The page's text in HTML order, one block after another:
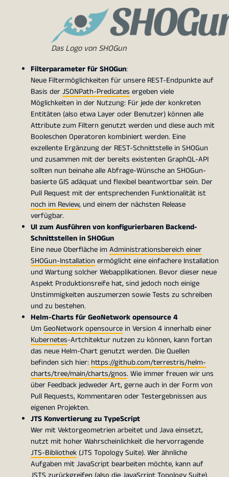
Das Logo von SHOGun
Filterparameter für SHOGun:
Neue Filtermöglichkeiten für unsere REST-Endpunkte auf
Basis derJSONPath-Predicates ergeben viele
Möglichkeiten in der Nutzung: Für jede der konkreten
Entitäten (also etwa Layer oder Benutzer) können alle
Attribute zum Filtern genutzt werden und diese auch mit
Booleschen Operatoren kombiniert werden. Eine
exzellente Ergänzung der REST-Schnittstelle in SHOGun
und zusammen mit der bereits existenten GraphQL-API
sollten nun beinahe alle Abfrage-Wünsche an SHOGun-
basierte GIS adäquat und flexibel beantwortbar sein. Der
Pull Request mit der entsprechenden Funktionalität ist
noch im Review, und einem der nächsten Release
verfügbar.
UI zum Ausführen von konfigurierbaren Backend-
Schnittstellen in SHOGun
Eine neue Oberfläche imAdministrationsbereich einer
SHOGun-Installation ermöglicht eine einfachere Installation
und Wartung solcher Webapplikationen. Bevor dieser neue
Aspekt Produktionsreife hat, sind jedoch noch einige
Unstimmigkeiten auszumerzen sowie Tests zu schreiben
und zu bestehen.
Helm-Charts für GeoNetwork opensource 4
UmGeoNetwork opensource in Version 4 innerhalb einer
Kubernetes-Artchitektur nutzen zu können, kann fortan
das neue Helm-Chart genutzt werden. Die Quellen
befinden sich hier: https://github.com/terrestris/helm-
charts/tree/main/charts/gnos. Wie immer freuen wir uns
über Feedback jedweder Art, gerne auch in der Form von
Pull Requests, Kommentaren oder Testergebnissen aus
eigenen Projekten.
JTS Konvertierung zu TypeScript
Wer mit Vektorgeometrien arbeitet und Java einsetzt,
nutzt mit hoher Wahrscheinlichkeit die hervorragende
JTS-Bibliothek (JTS Topology Suite). Wer ähnliche
Aufgaben mit JavaScript bearbeiten möchte, kann auf